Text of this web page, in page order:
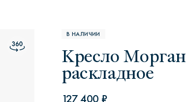
В НАЛИЧИИ
Кресло Морган
раскладное
127 400 ₽